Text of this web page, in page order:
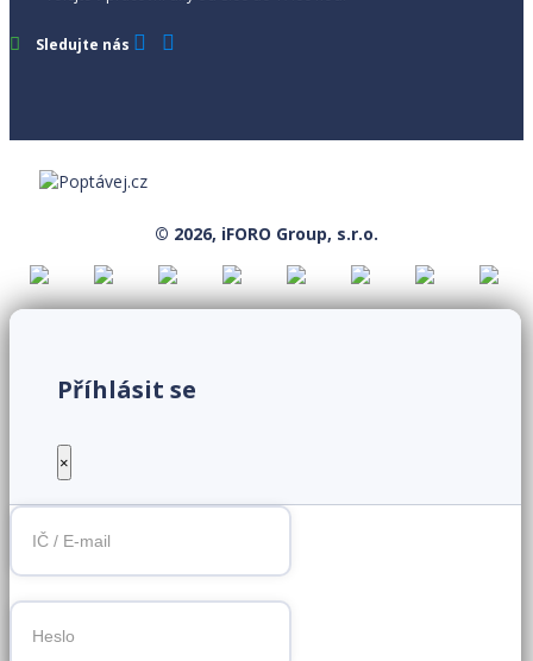
Sledujte nás
© 2026, iFORO Group, s.r.o.
Příhlásit se
×